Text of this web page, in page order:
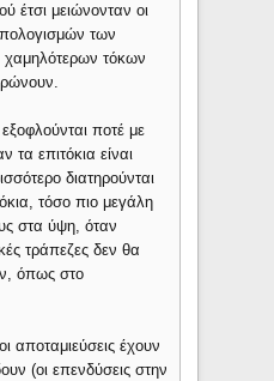
μειώνονταν οι
των
τόκων
ποτέ με
τα επιτόκια είναι
διατηρούνται
τόσο πιο μεγάλη
στα ύψη, όταν
τράπεζες δεν θα
όπως στο
αποταμιεύσεις έχουν
(οι επενδύσεις στην